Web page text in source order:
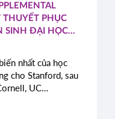
THUYẾT PHỤC
SINH ĐẠI HỌC
nhất của học
cho Stanford, sau
UC